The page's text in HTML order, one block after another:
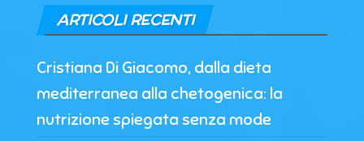
ARTICOLI RECENTI
Cristiana Di Giacomo, dalla dieta
mediterranea alla chetogenica: la
nutrizione spiegata senza mode